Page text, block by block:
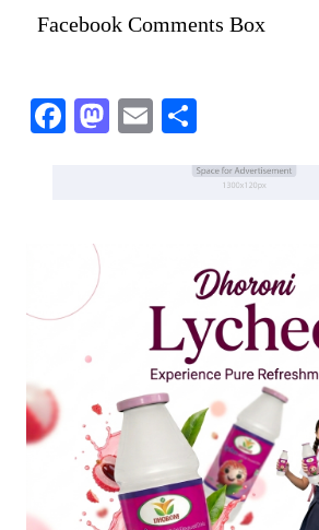
Facebook Comments Box
Facebook
Mastodon
Email